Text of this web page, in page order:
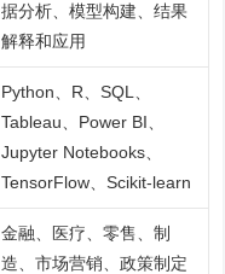
据分析、模型构建、结果
解释和应用
Python、R、SQL、
Tableau、Power BI、
Jupyter Notebooks、
TensorFlow、Scikit-learn
金融、医疗、零售、制
造、市场营销、政策制定